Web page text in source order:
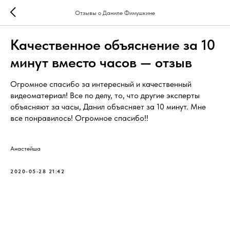
Отзывы о Даниле Фимушкине
Качественное объяснение за 10
минут вместо часов — отзыв
Огромное спасибо за интересный и качественный
видеоматериал! Все по делу, то, что другие эксперты
объясняют за часы, Данил объясняет за 10 минут. Мне
все понравилось! Огромное спасибо!!
Анастейша
2020-05-28 21:42